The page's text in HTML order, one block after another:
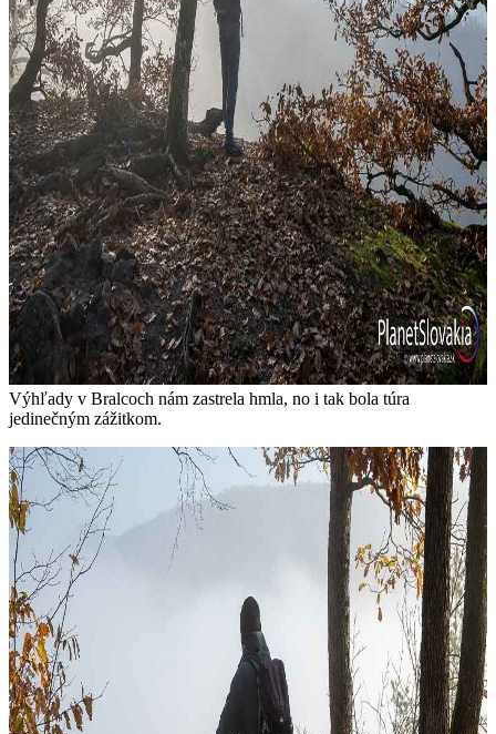
Výhľady v Bralcoch nám zastrela hmla, no i tak bola túra
jedinečným zážitkom.